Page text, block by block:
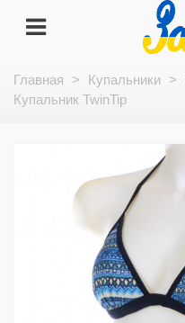
Главная > Купальники >
Купальник TwinTip